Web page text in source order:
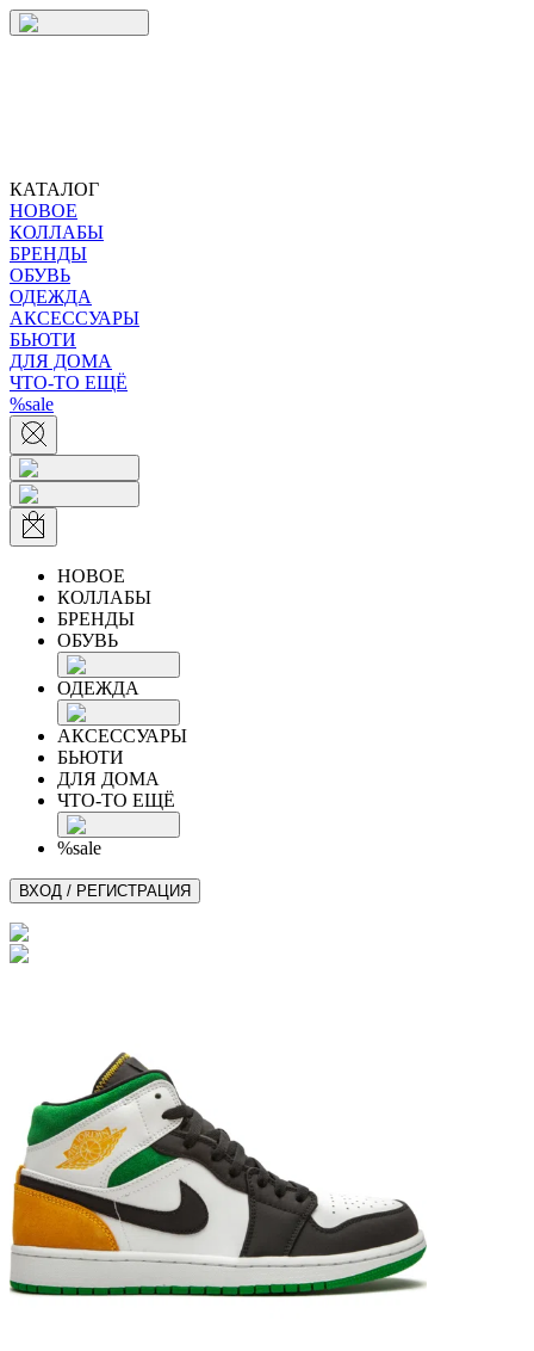
КАТАЛОГ
НОВОЕ
КОЛЛАБЫ
БРЕНДЫ
ОБУВЬ
ОДЕЖДА
АКСЕССУАРЫ
БЬЮТИ
ДЛЯ ДОМА
ЧТО-ТО ЕЩЁ
%sale
НОВОЕ
КОЛЛАБЫ
БРЕНДЫ
ОБУВЬ
ОДЕЖДА
АКСЕССУАРЫ
БЬЮТИ
ДЛЯ ДОМА
ЧТО-ТО ЕЩЁ
%sale
ВХОД / РЕГИСТРАЦИЯ